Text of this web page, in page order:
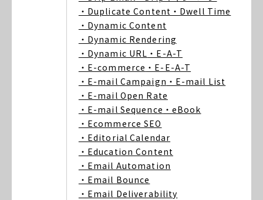
・Duplicate Content ・Dwell Time
・Dynamic Content
・Dynamic Rendering
・Dynamic URL ・E-A-T
・E-commerce ・E-E-A-T
・E-mail Campaign ・E-mail List
・E-mail Open Rate
・E-mail Sequence ・eBook
・Ecommerce SEO
・Editorial Calendar
・Education Content
・Email Automation
・Email Bounce
・Email Deliverability